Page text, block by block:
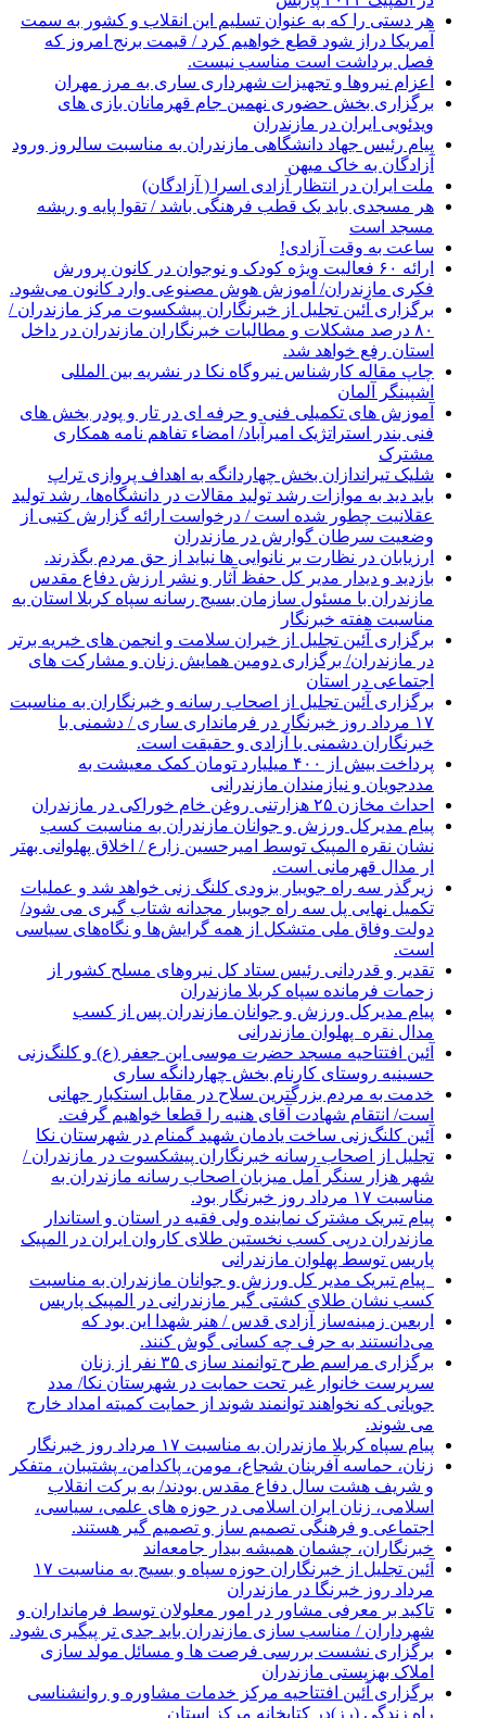
هر دستی را که به عنوان تسلیم این انقلاب و کشور به سمت
آمريکا دراز شود قطع خواهیم کرد / قیمت برنج امروز که
فصل برداشت است مناسب نیست.
اعزام نیروها و تجهیزات شهرداری ساری به مرز مهران
برگزاری بخش حضوری نهمین جام قهرمانان بازی های
ویدئویی ایران در مازندران
پیام رئیس جهاد دانشگاهی مازندران به مناسبت سالروز ورود
آزادگان به خاک میهن
ملت ایران در انتظار آزادی اسرا ( آزادگان)
هر مسجدی باید یک قطب فرهنگی باشد / تقوا پایه و ریشه
مسجد است
ساعت به وقت آزادی!
ارائه ۶۰ فعالیت ویژه کودک و نوجوان در کانون پرورش
فکری مازندران/ آموزش هوش مصنوعی وارد کانون می‌شود.
برگزاری آئین تجلیل از خبرنگاران پیشکسوت مرکز مازندران /
۸۰ درصد مشکلات و مطالبات خبرنگاران مازندران در داخل
استان رفع خواهد شد.
چاپ مقاله کارشناس نيروگاه نكا در نشریه بین المللی
اشپینگر آلمان
آموزش های تکمیلی فنی و حرفه ای در تار و پودر بخش های
فنی بندر استراتژیک امیرآباد/ امضاء تفاهم نامه همکاری
مشترک
شلیک تیراندازان بخش چهاردانگه به اهداف پروازی تراپ
باید دید به موازات رشد تولید مقالات در دانشگاه‌ها، رشد تولید
عقلانیت چطور شده است / درخواست ارائه گزارش کتبی از
وضعیت سرطان گوارش در مازندران
ارزیابان در نظارت بر نانوایی ها نباید از حق مردم بگذرند.
بازدید و دیدار مدیر کل حفظ آثار و نشر ارزش دفاع مقدس
مازندران با مسئول سازمان بسیج رسانه سپاه کربلا استان به
مناسبت هفته خبرنگار
برگزاری آئین تجلیل از خیران سلامت و انجمن های خیریه برتر
در مازندران/ برگزاری دومین همایش زنان و مشارکت های
اجتماعی در استان
برگزاری آئین تجلیل از اصحاب رسانه و خبرنگاران به مناسبت
۱۷ مرداد روز خبرنگار در فرمانداری ساری / دشمنی با
خبرنگاران دشمنی با آزادی و حقیقت است.
پرداخت بیش از ۴۰۰ میلیارد تومان کمک معیشت به
مددجویان و نیازمندان مازندرانی
احداث مخازن ۲۵ هزارتنی روغن خام خوراکی در مازندران
پیام مدیرکل ورزش و جوانان مازندران به مناسبت کسب
نشان نقره المپیک توسط امیرحسین زارع / اخلاق پهلوانی بهتر
ار مدال قهرمانی است.
زیرگذر سه راه جویبار بزودی کلنگ زنی خواهد شد و عملیات
تکمیل نهایی پل سه راه جویبار مجدانه شتاب گیری می شود/
دولت وفاق ملی متشکل از همه گرایش‌ها و نگاه‌های سیاسی
است.
تقدیر و قدردانی رئیس ستاد کل نیرو‌های مسلح کشور از
زحمات فرمانده سپاه کربلا مازندران
پیام مدیرکل ورزش و جوانان مازندران پس از کسب
مدال نقره پهلوان مازندرانی
آئین افتتاحیه مسجد حضرت موسی ابن جعفر (ع) و کلنگ‌زنی
حسینیه روستای کارنام بخش چهاردانگه ساری
خدمت به مردم بزرگترین سلاح در مقابل استکبار جهانی
است/ انتقام شهادت آقای هنیه را قطعا خواهیم گرفت.
آئین کلنگ‌زنی ساخت یادمان شهید گمنام در شهرستان نکا
تجلیل از اصحاب رسانه خبرنگاران پیشکسوت در مازندران /
شهر هزار سنگر آمل میزبان اصحاب رسانه مازندران به
مناسبت ۱۷ مرداد روز خبرنگار بود.
پیام تبریک مشترک نماینده ولی فقیه در استان و استاندار
مازندران درپی کسب نخستین طلای کاروان ایران در المپیک
پاریس توسط پهلوان مازندرانی
‍ ‍ پیام تبریک مدیر کل ورزش و جوانان مازندران به مناسبت
کسب نشان طلای کشتی گیر مازندرانی در المپیک پاریس
اربعین زمینه‌ساز آزادی قدس / هنر شهدا این بود که
می‌دانستند به حرف چه کسانی گوش کنند.
برگزاری مراسم طرح توانمند سازی ۳۵ نفر از زنان
سرپرست خانوار غیر تحت حمایت در شهرستان نکا/ مدد
جویانی که نخواهند توانمند شوند از حمایت کمیته امداد خارج
می شوند.
پیام سپاه کربلا مازندران به مناسبت ۱۷ مرداد روز خبرنگار
زنان، حماسه آفرینان شجاع، مومن، پاکدامن، پشتیبان، متفکر
و شریف هشت سال دفاع مقدس بودند/ به برکت انقلاب
اسلامی، زنان ایران اسلامی در حوزه های علمی، سیاسی،
اجتماعی و فرهنگی تصمیم ساز و تصمیم گیر هستند.
خبرنگاران، چشمان همیشه بیدار جامعه‌اند
آئین تجلیل از خبرنگاران حوزه سپاه و بسیج به مناسبت ۱۷
مرداد روز خبرنگا در مازندران
تاکید بر معرفی مشاور در امور معلولان توسط فرمانداران و
شهرداران / مناسب سازی مازندران باید جدی تر پیگیری شود.
برگزاری نشست بررسی فرصت ها و مسائل مولد سازی
املاک بهزیستی مازندران
برگزاری آئین افتتاحیه مرکز خدمات مشاوره و روانشناسی
راه زندگی (رز)در کتابخانه مرکز استان